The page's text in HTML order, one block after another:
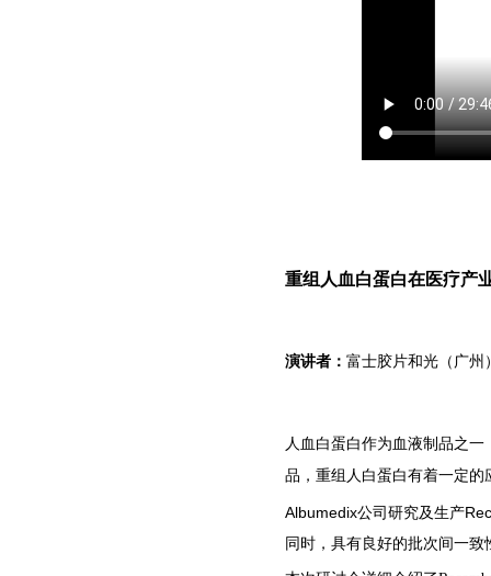
重组人血白蛋白在医疗产
演讲者： 富士胶片和光（广州
人血白蛋白作为血液制品之
品，重组人白蛋白有着一定的
Albumedix公司研究及生产
同时，具有良好的批次间一